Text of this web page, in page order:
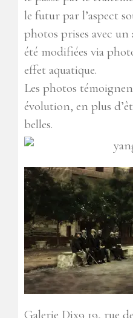
le futur par l’aspect
photos prises avec
été modifiées via
effet aquatique.
Les photos
évolution, en plus
belles.
Galerie Dix9 19, rue